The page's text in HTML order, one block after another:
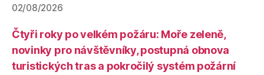
02/08/2026
Čtyři roky po velkém požáru: Moře zeleně,
novinky pro návštěvníky, postupná obnova
turistických tras a pokročilý systém požární